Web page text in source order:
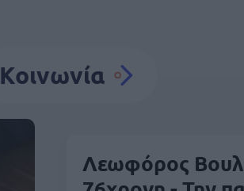
Κοινωνία
Λεωφόρος